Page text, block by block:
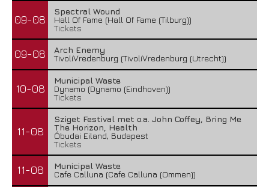
09-08
Spectral Wound
Hall Of Fame (Hall Of Fame (Tilburg))
Tickets
09-08
Arch Enemy
TivoliVredenburg (TivoliVredenburg (Utrecht))
10-08
Municipal Waste
Dynamo (Dynamo (Eindhoven))
Tickets
11-08
Sziget Festival met o.a. John Coffey, Bring Me
The Horizon, Health
Óbudai Eiland, Budapest
Tickets
11-08
Municipal Waste
Cafe Calluna (Cafe Calluna (Ommen))